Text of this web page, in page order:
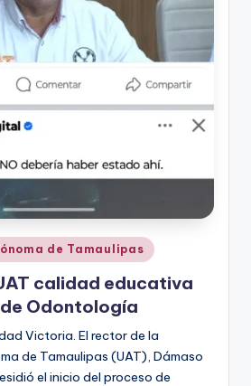
de Tamaulipas
calidad educativa
Odontología
Victoria. El rector de la
de Tamaulipas (UAT), Dámaso
el inicio del proceso de